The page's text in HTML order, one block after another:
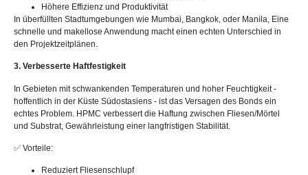
Höhere Effizienz und Produktivität
In überfüllten Stadtumgebungen wie Mumbai, Bangkok, oder Manila, Eine
schnelle und makellose Anwendung macht einen echten Unterschied in
den Projektzeitplänen.
3. Verbesserte Haftfestigkeit
In Gebieten mit schwankenden Temperaturen und hoher Feuchtigkeit -
hoffentlich in der Küste Südostasiens - ist das Versagen des Bonds ein
echtes Problem. HPMC verbessert die Haftung zwischen Fliesen/Mörtel
und Substrat, Gewährleistung einer langfristigen Stabilität.
✅ Vorteile:
Reduziert Fliesenschlupf